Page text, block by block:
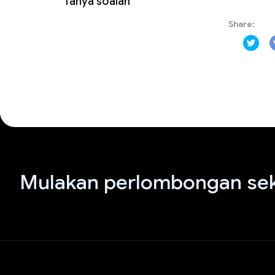
Share:
Mulakan perlombongan